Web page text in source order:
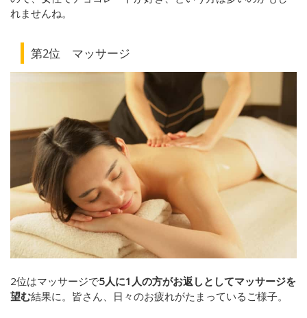
れませんね。
第2位 マッサージ
2位はマッサージで5人に1人の方がお返しとしてマッサージを
望む結果に。皆さん、日々のお疲れがたまっているご様子。